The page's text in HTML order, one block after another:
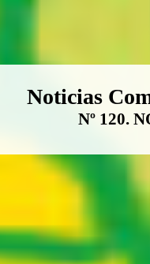
Boletín
Noticias
Nº 120.